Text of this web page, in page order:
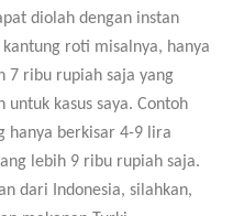
diolah dengan instan
roti misalnya, hanya
7 ribu rupiah saja yang
kasus saya. Contoh
hanya berkisar 4-9 lira
lebih 9 ribu rupiah saja.
dari Indonesia, silahkan,